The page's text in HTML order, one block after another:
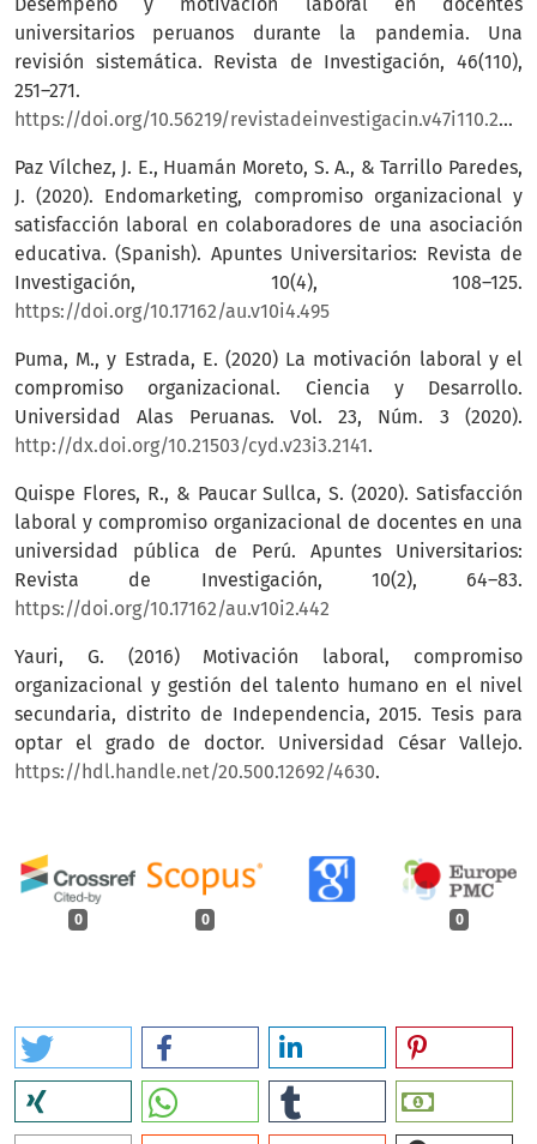
0 0 0
Desempeño y motivación laboral en docentes
universitarios peruanos durante la pandemia. Una
revisión sistemática. Revista de Investigación, 46(110),
251–271.
https://doi.org/10.56219/revistadeinvestigacin.v47i110.2052
Paz Vílchez, J. E., Huamán Moreto, S. A., & Tarrillo Paredes,
J. (2020). Endomarketing, compromiso organizacional y
satisfacción laboral en colaboradores de una asociación
educativa. (Spanish). Apuntes Universitarios: Revista de
Investigación, 10(4), 108–125.
https://doi.org/10.17162/au.v10i4.495
Puma, M., y Estrada, E. (2020) La motivación laboral y el
compromiso organizacional. Ciencia y Desarrollo.
Universidad Alas Peruanas. Vol. 23, Núm. 3 (2020).
http://dx.doi.org/10.21503/cyd.v23i3.2141.
Quispe Flores, R., & Paucar Sullca, S. (2020). Satisfacción
laboral y compromiso organizacional de docentes en una
universidad pública de Perú. Apuntes Universitarios:
Revista de Investigación, 10(2), 64–83.
https://doi.org/10.17162/au.v10i2.442
Yauri, G. (2016) Motivación laboral, compromiso
organizacional y gestión del talento humano en el nivel
secundaria, distrito de Independencia, 2015. Tesis para
optar el grado de doctor. Universidad César Vallejo.
https://hdl.handle.net/20.500.12692/4630.